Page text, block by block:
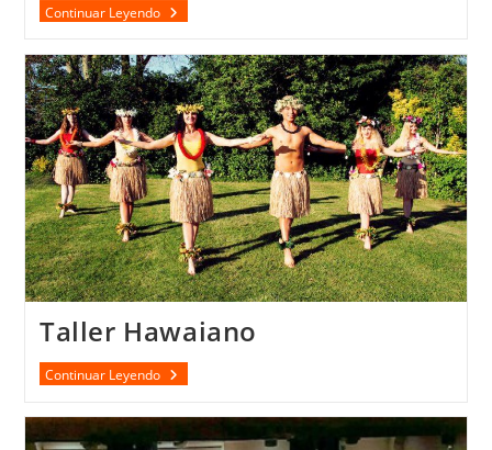
Continuar LeyendoOld
Taller Hawaiano
Continuar LeyendoTaller